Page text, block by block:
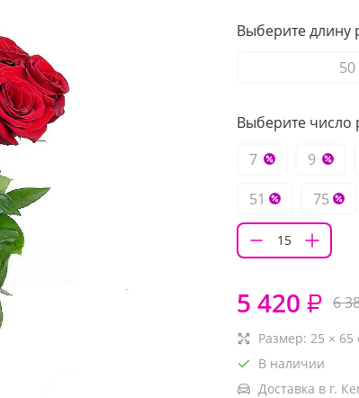
Выберите длину
Выберите число
7
9
51
75
5 420 ₽ 6
Размер: 25 × 65
В наличии
Доставка в г.